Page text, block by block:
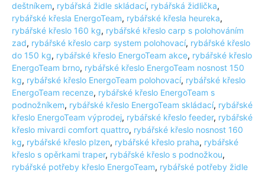
deštníkem, rybářská židle skládací, rybářská židlička,
rybářské křesla EnergoTeam, rybářské křesla heureka,
rybářské křeslo 160 kg, rybářské křeslo carp s polohováním
zad, rybářské křeslo carp system polohovací, rybářské křeslo
do 150 kg, rybářské křeslo EnergoTeam akce, rybářské křeslo
EnergoTeam brno, rybářské křeslo EnergoTeam nosnost 150
kg, rybářské křeslo EnergoTeam polohovací, rybářské křeslo
EnergoTeam recenze, rybářské křeslo EnergoTeam s
podnožníkem, rybářské křeslo EnergoTeam skládací, rybářské
křeslo EnergoTeam výprodej, rybářské křeslo feeder, rybářské
křeslo mivardi comfort quattro, rybářské křeslo nosnost 160
kg, rybářské křeslo plzen, rybářské křeslo praha, rybářské
křeslo s opěrkami traper, rybářské křeslo s podnožkou,
rybářské potřeby křeslo EnergoTeam, rybářské potřeby židle